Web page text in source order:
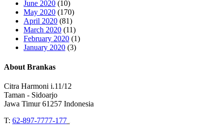
June 2020 (10)
May 2020 (170)
April 2020 (81)
March 2020 (11)
February 2020 (1)
January 2020 (3)
About Brankas
Citra Harmoni i.11/12
Taman - Sidoarjo
Jawa Timur 61257 Indonesia
T: 62-897-7777-177